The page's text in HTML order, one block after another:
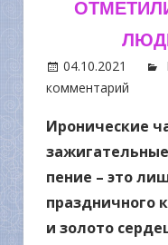
04.10.2021
комментарий
Иронические
пение – это
праздничного
и золото